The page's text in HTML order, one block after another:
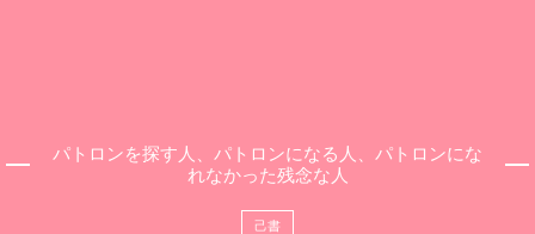
パトロンを探す人、パトロンになる人、パトロンにな
れなかった残念な人
己書